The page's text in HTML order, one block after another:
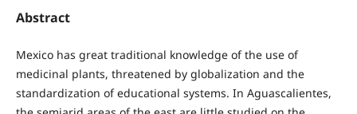
Abstract
Mexico has great traditional knowledge of the use of
medicinal plants, threatened by globalization and the
standardization of educational systems. In Aguascalientes,